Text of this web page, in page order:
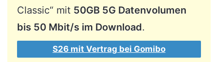
Classic“ mit 50GB 5G Datenvolumen
bis 50 Mbit/s im Download.
S26 mit Vertrag bei Gomibo